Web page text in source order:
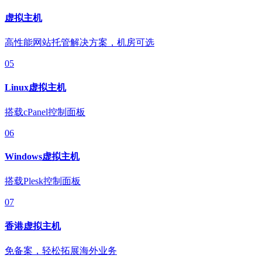
虚拟主机
高性能网站托管解决方案，机房可选
05
Linux虚拟主机
搭载cPanel控制面板
06
Windows虚拟主机
搭载Plesk控制面板
07
香港虚拟主机
免备案，轻松拓展海外业务